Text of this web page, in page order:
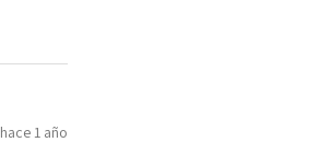
hace 1 año